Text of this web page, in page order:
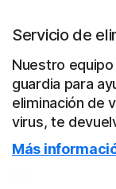
Servicio de
Nuestro
guardia para
eliminación de
virus, te
Más